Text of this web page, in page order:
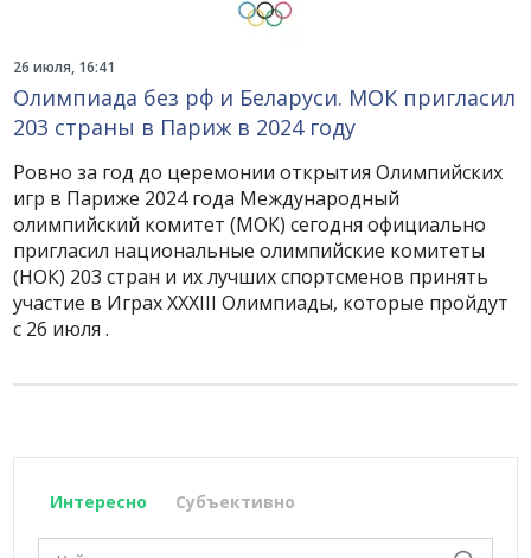
26 июля, 16:41
Олимпиада без рф и Беларуси. МОК пригласил
203 страны в Париж в 2024 году
Ровно за год до церемонии открытия Олимпийских
игр в Париже 2024 года Международный
олимпийский комитет (МОК) сегодня официально
пригласил национальные олимпийские комитеты
(НОК) 203 стран и их лучших спортсменов принять
участие в Играх XXXIII Олимпиады, которые пройдут
с 26 июля .
Интересно Субъективно